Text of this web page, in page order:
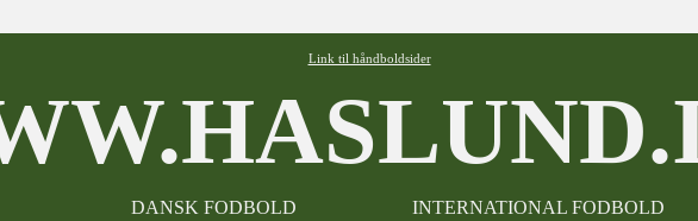
Link til håndboldsider
DANSK FODBOLD INTERNATIONAL FODBOLD